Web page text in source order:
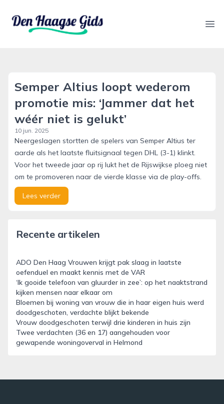
denhaagsegids.nl
Semper Altius loopt wederom
promotie mis: ‘Jammer dat het
wéér niet is gelukt’
10 jun. 2025
Neergeslagen stortten de spelers van Semper Altius ter
aarde als het laatste fluitsignaal tegen DHL (3-1) klinkt.
Voor het tweede jaar op rij lukt het de Rijswijkse ploeg niet
om te promoveren naar de vierde klasse via de play-offs.
Lees verder
Recente artikelen
ADO Den Haag Vrouwen krijgt pak slaag in laatste
oefenduel en maakt kennis met de VAR
‘Ik gooide telefoon van gluurder in zee’: op het naaktstrand
kijken mensen naar elkaar om
Bloemen bij woning van vrouw die in haar eigen huis werd
doodgeschoten, verdachte blijkt bekende
Vrouw doodgeschoten terwijl drie kinderen in huis zijn
Twee verdachten (36 en 17) aangehouden voor
gewapende woningoverval in Helmond